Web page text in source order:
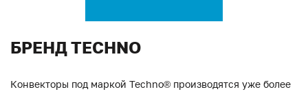
БРЕНД TECHNO
Конвекторы под маркой Techno® производятся уже более